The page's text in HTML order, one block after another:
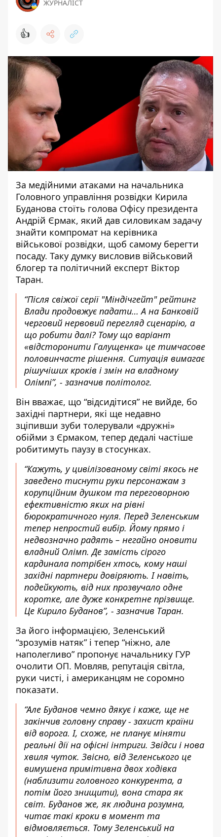
ЖУРНАЛІСТ
👍
За медійними атаками на начальника
Головного управління розвідки Кирила
Буданова стоїть голова Офісу президента
Андрій Єрмак, який дав силовикам задачу
знайти компромат на керівника
військової розвідки, щоб самому берегти
посаду. Таку думку висловив військовий
блогер та політичний експерт Віктор
Таран.
“Після свіжої серії "Міндічгейт" рейтинг
Влади продовжує падати… А на Банковій
черговий нервовий перегляд сценарію, а
що робити далі? Тому що варіант
«відсторонити Галущенка» це тимчасове
половинчасте рішення. Ситуація вимагає
рішучіших кроків і змін на владному
Олімпі”, - зазначив політолог.
Він вважає, що “відсидітися” не вийде, бо
західні партнери, які ще недавно
зціпивши зуби толерували «дружні»
обійми з Єрмаком, тепер дедалі частіше
робитимуть паузу в стосунках.
“Кажуть, у цивілізованому світі якось не
заведено тиснути руки персонажам з
корупційним душком та переговорною
ефективністю яких на рівні
бюрократичного нуля. Перед Зеленським
тепер непростий вибір. Йому прямо і
недвозначно радять – негайно оновити
владний Олімп. Де замість сірого
кардинала потрібен хтось, кому наші
західні партнери довіряють. І навіть,
подейкують, від них прозвучало одне
коротке, але дуже конкретне прізвище.
Це Кирило Буданов”, - зазначив Таран.
За його інформацією, Зеленський
“зрозумів натяк” і тепер “ніжно, але
наполегливо” пропонує начальнику ГУР
очолити ОП. Мовляв, репутація світла,
руки чисті, і американцям не соромно
показати.
“Але Буданов чемно дякує і каже, ще не
закінчив головну справу - захист країни
від ворога. І, схоже, не планує міняти
реальні дії на офісні інтриги. Звідси і нова
хвиля чуток. Звісно, від Зеленського це
вимушена примітивна двох ходівка
(наблизити головного конкурента, а
потім його знищити), вона стара як
світ. Буданов же, як людина розумна,
читає такі кроки в момент та
відмовляється. Тому Зеленський на